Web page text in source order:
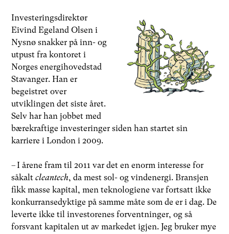
Investeringsdirektør
Eivind Egeland Olsen i
Nysnø snakker på inn- og
utpust fra kontoret i
Norges energihovedstad
Stavanger. Han er
begeistret over
utviklingen det siste året.
Selv har han jobbet med
bærekraftige investeringer siden han startet sin
karriere i London i 2009.
– I årene fram til 2011 var det en enorm interesse for
såkaltcleantech, da mest sol- og vindenergi. Bransjen
fikk masse kapital, men teknologiene var fortsatt ikke
konkurransedyktige på samme måte som de er i dag. De
leverte ikke til investorenes forventninger, og så
forsvant kapitalen ut av markedet igjen. Jeg bruker mye